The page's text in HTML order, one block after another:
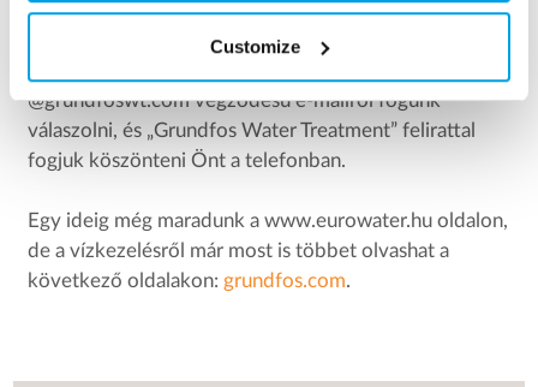
Customize
Természetesen továbbra is ugyanaz a
kapcsolattartó áll a rendelkezésére, mint korábban,
@grundfoswt.com végződésű e-mailről fogunk
válaszolni, és „Grundfos Water Treatment” felirattal
fogjuk köszönteni Önt a telefonban.
Egy ideig még maradunk a www.eurowater.hu oldalon,
de a vízkezelésről már most is többet olvashat a
következő oldalakon: grundfos.com.